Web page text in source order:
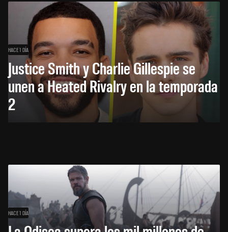
HACE 1 DÍA
Justice Smith y Charlie Gillespie se
unen a Heated Rivalry en la temporada
2
HACE 1 DÍA